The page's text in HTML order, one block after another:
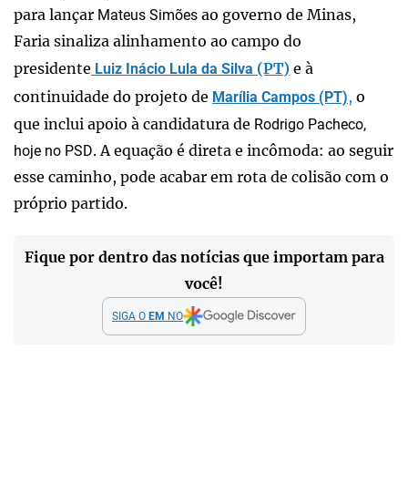
para lançar Mateus Simões ao governo de Minas,
Faria sinaliza alinhamento ao campo do
presidente Luiz Inácio Lula da Silva (PT) e à
continuidade do projeto de Marília Campos (PT), o
que inclui apoio à candidatura de Rodrigo Pacheco,
hoje no PSD. A equação é direta e incômoda: ao seguir
esse caminho, pode acabar em rota de colisão com o
próprio partido.
Fique por dentro das notícias que importam para
você!
SIGA O EM NO